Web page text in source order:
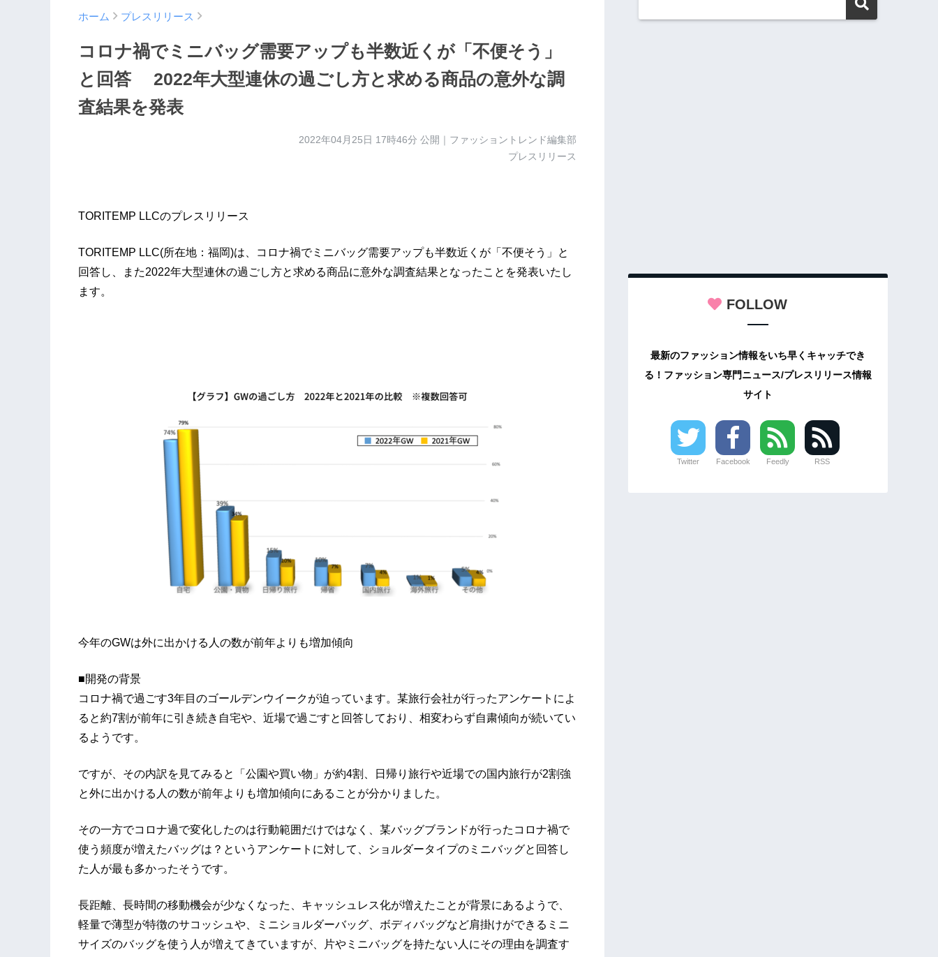
ホーム プレスリリース
コロナ禍でミニバッグ需要アップも半数近くが「不便そう」
と回答 2022年大型連休の過ごし方と求める商品の意外な調
査結果を発表
2022年04月25日 17時46分 公開｜ファッショントレンド編集部
プレスリリース
TORITEMP LLCのプレスリリース
TORITEMP LLC(所在地：福岡)は、コロナ禍でミニバッグ需要アップも半数近くが「不便そう」と
回答し、また2022年大型連休の過ごし方と求める商品に意外な調査結果となったことを発表いたし
ます。
今年のGWは外に出かける人の数が前年よりも増加傾向
■開発の背景
コロナ禍で過ごす3年目のゴールデンウイークが迫っています。某旅行会社が行ったアンケートによ
ると約7割が前年に引き続き自宅や、近場で過ごすと回答しており、相変わらず自粛傾向が続いてい
るようです。
ですが、その内訳を見てみると「公園や買い物」が約4割、日帰り旅行や近場での国内旅行が2割強
と外に出かける人の数が前年よりも増加傾向にあることが分かりました。
その一方でコロナ過で変化したのは行動範囲だけではなく、某バッグブランドが行ったコロナ禍で
使う頻度が増えたバッグは？というアンケートに対して、ショルダータイプのミニバッグと回答し
た人が最も多かったそうです。
長距離、長時間の移動機会が少なくなった、キャッシュレス化が増えたことが背景にあるようで、
軽量で薄型が特徴のサコッシュや、ミニショルダーバッグ、ボディバッグなど肩掛けができるミニ
サイズのバッグを使う人が増えてきていますが、片やミニバッグを持たない人にその理由を調査す
FOLLOW
最新のファッション情報をいち早くキャッチでき
る！ファッション専門ニュース/プレスリリース情報
サイト
Twitter Facebook Feedly RSS